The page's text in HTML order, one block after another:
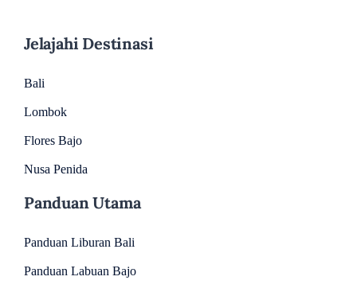
Jelajahi Destinasi
Bali
Lombok
Flores Bajo
Nusa Penida
Panduan Utama
Panduan Liburan Bali
Panduan Labuan Bajo